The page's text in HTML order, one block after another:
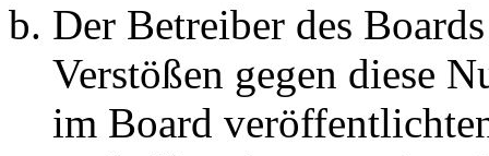
Der Betreiber des
Verstößen gegen diese
im Board